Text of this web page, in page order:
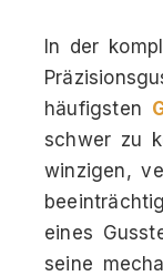
In der
häufigsten
schwer zu
winzigen,
eines
seine